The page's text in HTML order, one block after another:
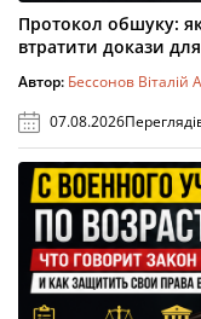
Протокол обшуку:
втратити докази
Автор: Бессонов Віталій
07.08.2026